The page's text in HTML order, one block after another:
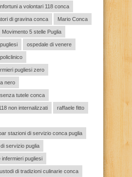
a volontari 118 conca
di gravina conca Mario Conca
Movimento 5 stelle Puglia
ospedale di venere
policlinico
pugliesi zero
nero
tutele conca
non internalizzati raffaele fitto
stazioni di servizio conca puglia
servizio puglia
pugliesi
di tradizioni culinarie conca